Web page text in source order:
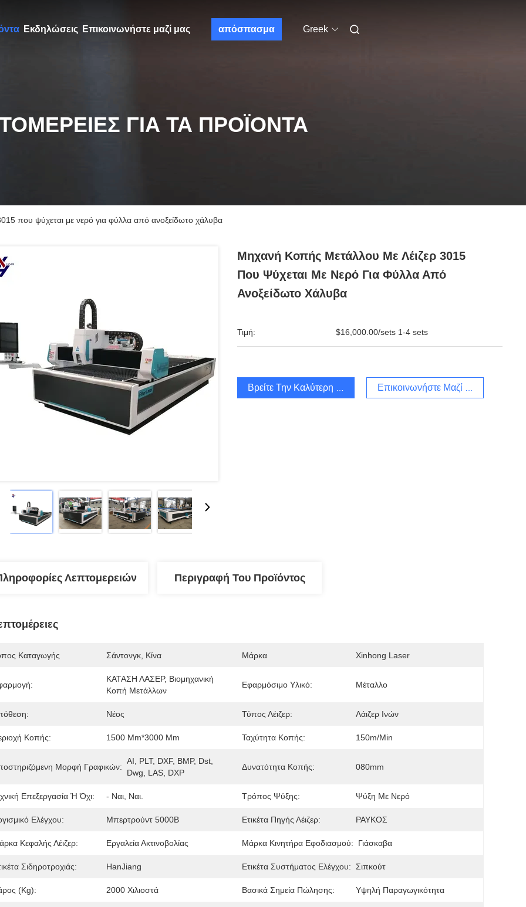
Εκδηλώσεις Επικοινωνήστε μαζί μας απόσπασμα Greek
ΓΙΑ ΤΑ ΠΡΟΪΌΝΤΑ
που ψύχεται με νερό για φύλλα από ανοξείδωτο χάλυβα
Μηχανή Κοπής Μετάλλου Με Λέιζερ 3015
Που Ψύχεται Με Νερό Για Φύλλα Από
Ανοξείδωτο Χάλυβα
Τιμή: $16,000.00/sets 1-4 sets
Βρείτε Την Καλύτερη Τιμή Επικοινωνήστε Μαζί Μας
Λεπτομερειών Περιγραφή Του Προϊόντος
Καταγωγής Σάντονγκ, Κίνα Μάρκα Xinhong Laser
ΚΑΤΑΣΗ ΛΑΣΕΡ, Βιομηχανική
Κοπή Μετάλλων
Εφαρμόσιμο Υλικό: Μέταλλο
Νέος Τύπος Λέιζερ: Λάιζερ Ινών
Κοπής: 1500 Mm*3000 Mm Ταχύτητα Κοπής: 150m/min
Μορφή Γραφικών:
AI, PLT, DXF, BMP, Dst,
Dwg, LAS, DXP
Δυνατότητα Κοπής: 080mm
Επεξεργασία Ή Όχι: - Ναι, Ναι. Τρόπος Ψύξης: Ψύξη Με Νερό
Ελέγχου: Μπερτρούντ 5000Β Ετικέτα Πηγής Λέιζερ: ΡΑΥΚΟΣ
Κεφαλής Λέιζερ: Εργαλεία Ακτινοβολίας Μάρκα Κινητήρα Εφοδιασμού: Γιάσκαβα
Σιδηροτροχιάς: HanJiang Ετικέτα Συστήματος Ελέγχου: Σιπκούτ
(kg): 2000 Χιλιοστά Βασικά Σημεία Πώλησης: Υψηλή Παραγωγικότητα